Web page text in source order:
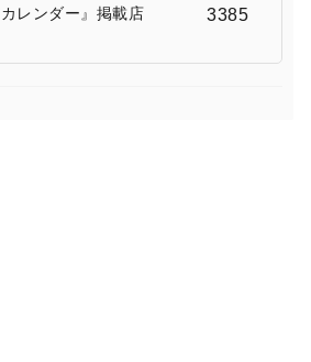
レンダー』掲載店 3385